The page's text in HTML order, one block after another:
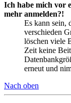
Ich habe mich vor
mehr anmelden?!
Es kann sein,
verschieden
löschen viele
Zeit keine
erneut und
Nach oben